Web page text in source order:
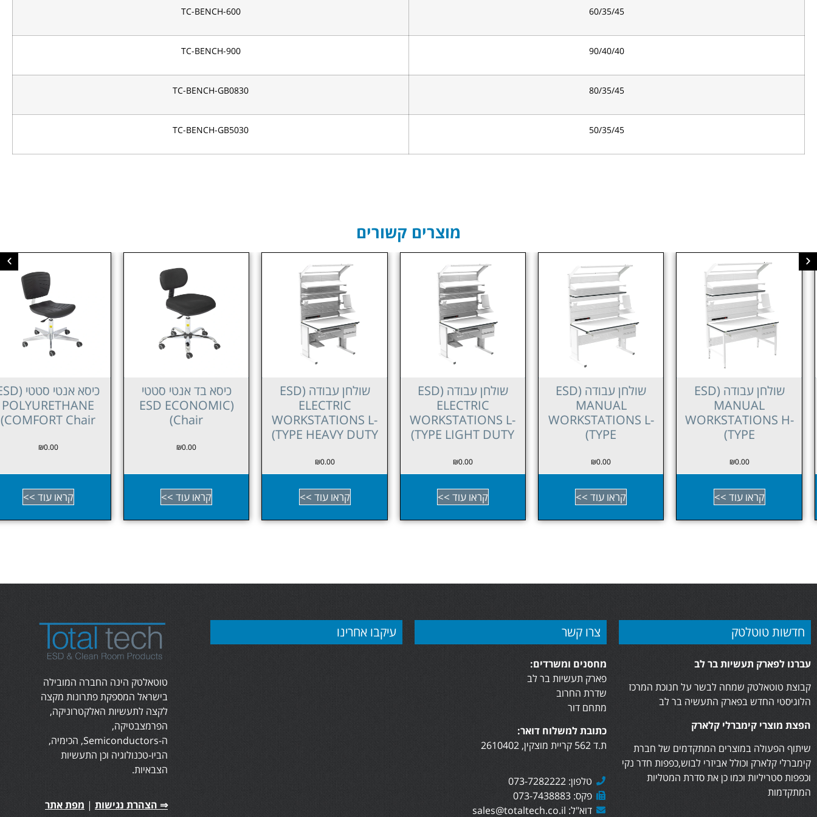
60/35/45
TC-BENCH-600
90/40/40
TC-BENCH-900
80/35/45
TC-BENCH-GB0830
50/35/45
TC-BENCH-GB5030
מוצרים קשורים
שולחן עבודה (ESD
MANUAL
WORKSTATIONS H-
TYPE)
₪0.00
קראו עוד >>
שולחן עבודה (ESD
MANUAL
WORKSTATIONS L-
TYPE)
₪
קראו עוד >>
שולחן עבודה (ESD
ELECTRIC
WORKSTATIONS L-
TYPE LIGHT DUTY)
₪
קראו עוד >>
שולחן עבודה (ESD
ELECTRIC
WORKSTATIONS L-
TYPE HEAVY DUTY)
₪0.00
קראו עוד >>
כיסא בד אנטי סטטי
(ESD ECONOMIC
Chair)
₪
קראו עוד >>
כיסא אנטי סטטי (ESD
POLYURETHANE
COMFORT Chair)
₪
קראו עוד >>
חדשות טוטלטק
עברנו לפארק תעשיות בר לב
קבוצת טוטאלטק שמחה לבשר על חנוכת המרכז
הלוגיסטי החדש בפארק התעשיה בר לב
הפצת מוצרי קימברלי קלארק
שיתוף הפעולה במוצרים המתקדמים של חברת
קימברלי קלארק וכולל אביזרי לבוש,כפפות חדר נקי
וכפפות סטריליות וכמו כן את סדרת המטליות
המתקדמות
צרו קשר
מחסנים ומשרדים:
פארק תעשיות בר לב
שדרת החרוב
מתחם דור
כתובת למשלוח דואר:
ת.ד 562 קריית מוצקין, 2610402
טלפון: 073-7282222
פקס: 073-7438883
דוא"ל: sales@totaltech.co.il
עיקבו אחרינו
טוטאלטק הינה החברה המובילה
בישראל המספקת פתרונות מקצה
לקצה לתעשיות האלקטרוניקה,
הפרמצבטיקה,
ה-Semiconductors, הכימיה,
הביו-טכנולוגיה וכן התעשיות
הצבאיות.
⇒ הצהרת נגישות | מפת אתר